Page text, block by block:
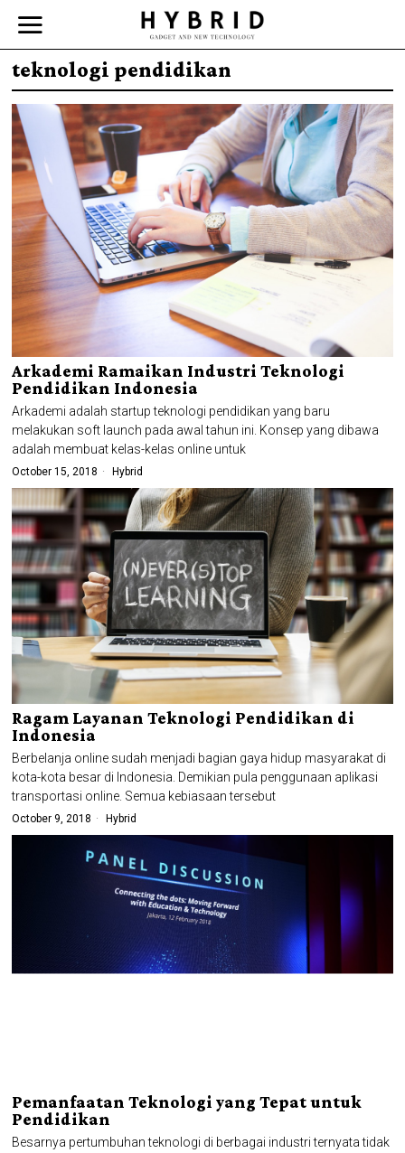
teknologi pendidikan
Arkademi Ramaikan Industri Teknologi
Pendidikan Indonesia
Arkademi adalah startup teknologi pendidikan yang baru
melakukan soft launch pada awal tahun ini. Konsep yang dibawa
adalah membuat kelas-kelas online untuk
October 15, 2018 Hybrid
Ragam Layanan Teknologi Pendidikan di
Indonesia
Berbelanja online sudah menjadi bagian gaya hidup masyarakat di
kota-kota besar di Indonesia. Demikian pula penggunaan aplikasi
transportasi online. Semua kebiasaan tersebut
October 9, 2018 Hybrid
Pemanfaatan Teknologi yang Tepat untuk
Pendidikan
Besarnya pertumbuhan teknologi di berbagai industri ternyata tidak